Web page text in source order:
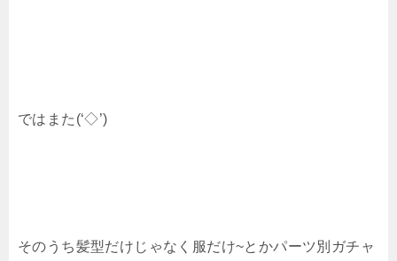
ではまた(‘◇’)ゞ
そのうち髪型だけじゃなく服だけ~とかパーツ別ガチャ